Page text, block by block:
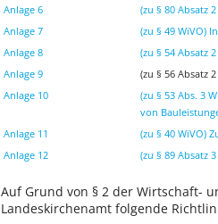
Anlage 6
(zu § 80 Absatz
Anlage 7
(zu § 49 WiVO)
Anlage 8
(zu § 54 Absatz
Anlage 9
(zu § 56 Absatz
Anlage 10
(zu § 53 Abs. 3
von
Anlage 11
(zu § 40 WiVO)
Anlage 12
(zu § 89 Absatz
Auf Grund von § 2 der Wirtschaft-
Landeskirchenamt folgende